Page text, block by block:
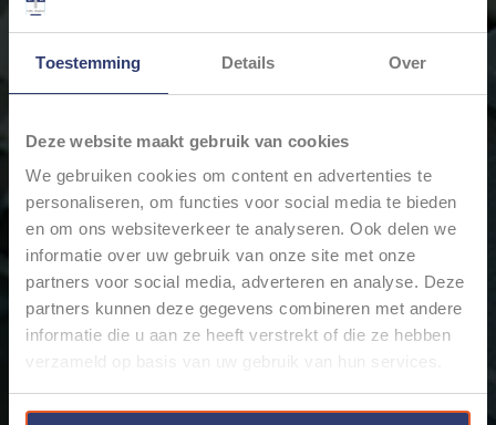
Toestemming Details Over
Deze website maakt gebruik van cookies
We gebruiken cookies om content en advertenties te
personaliseren, om functies voor social media te bieden
en om ons websiteverkeer te analyseren. Ook delen we
informatie over uw gebruik van onze site met onze
partners voor social media, adverteren en analyse. Deze
partners kunnen deze gegevens combineren met andere
informatie die u aan ze heeft verstrekt of die ze hebben
verzameld op basis van uw gebruik van hun services.
Min: €0 Max: €200
WEATHERPACK
PROFESSIONAL KIT +
KRIMPTANG